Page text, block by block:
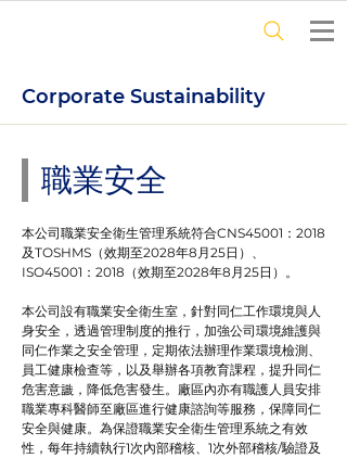
Corporate Sustainability
本公司職業安全衛生管理系統符合CNS45001：2018
及TOSHMS（效期至2028年8月25日）、
ISO45001：2018（效期至2028年8月25日）。
本公司設有職業安全衛生室，針對同仁工作環境與人
身安全，透過管理制度的推行，加強公司環境維護與
同仁作業之安全管理，定期依法辦理作業環境檢測、
員工健康檢查等，以及舉辦各項教育課程，提升同仁
危害意識，降低危害發生。廠區內亦有職護人員安排
職業專科醫師至廠區進行健康諮詢等服務，保障同仁
安全與健康。為保證職業安全衛生管理系統之有效
性，每年持續執行1次內部稽核、1次外部稽核/驗證及
職業安全